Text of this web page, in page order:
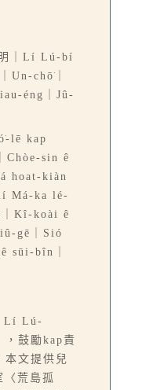
｜Lí Lú-bí
Un-chō͘｜
éng｜Jû-
lē kap
Chòe-sin ê
hoat-kiàn
Má-ka lé-
Kî-koài ê
gē｜Sió
sūi-bîn｜
Lí Lú-
，鼓勵kap責
本文提供兒
〈荒島孤